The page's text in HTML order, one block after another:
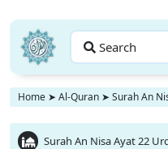
Search
Home ➤ Al-Quran ➤ Surah An
Surah An Nisa Ayat 22